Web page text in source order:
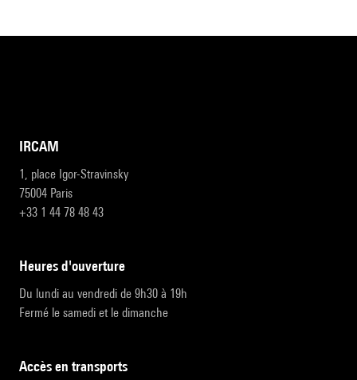
IRCAM
1, place Igor-Stravinsky
75004 Paris
+33 1 44 78 48 43
heures d'ouverture
Du lundi au vendredi de 9h30 à 19h
Fermé le samedi et le dimanche
accès en transports